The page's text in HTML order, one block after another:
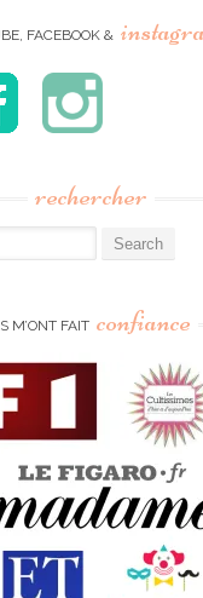
FACEBOOK &
rechercher
M’ONT FAIT confiance